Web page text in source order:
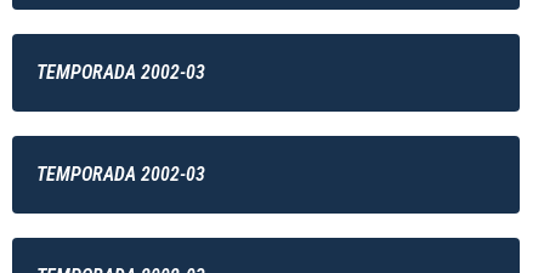
TEMPORADA 2002-03
TEMPORADA 2002-03